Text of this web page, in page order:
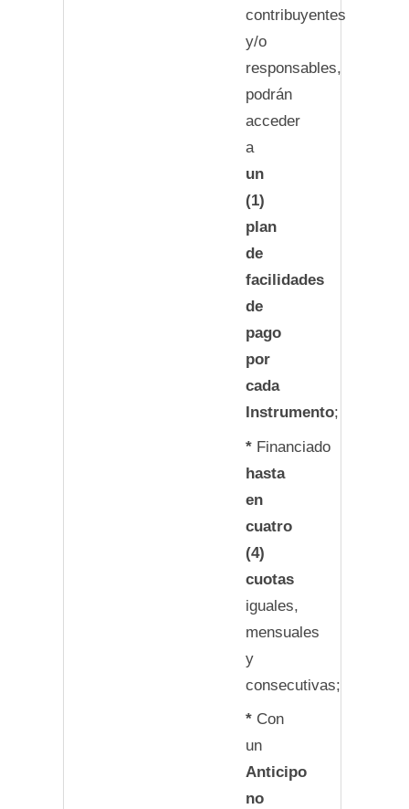
contribuyentes
y/o
responsables,
podrán
acceder
a
un
(1)
plan
de
facilidades
de
pago
por
cada
Instrumento;
* Financiado
hasta
en
cuatro
(4)
cuotas
iguales,
mensuales
y
consecutivas;
* Con
un
Anticipo
no